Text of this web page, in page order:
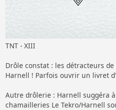
TNT - XIII
Drôle constat : les détracteurs
Harnell ! Parfois ouvrir un livret
Autre drôlerie : Harnell suggéra
chamailleries Le Tekro/Harnell